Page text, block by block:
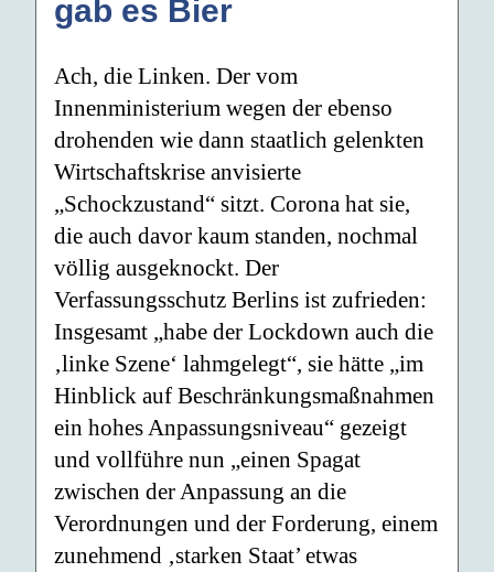
gab es Bier
Ach, die Linken. Der vom
Innenministerium wegen der ebenso
drohenden wie dann staatlich gelenkten
Wirtschaftskrise anvisierte
„Schockzustand“ sitzt. Corona hat sie,
die auch davor kaum standen, nochmal
völlig ausgeknockt. Der
Verfassungsschutz Berlins ist zufrieden:
Insgesamt „habe der Lockdown auch die
‚linke Szene‘ lahmgelegt“, sie hätte „im
Hinblick auf Beschränkungsmaßnahmen
ein hohes Anpassungsniveau“ gezeigt
und vollführe nun „einen Spagat
zwischen der Anpassung an die
Verordnungen und der Forderung, einem
zunehmend ‚starken Staat’ etwas